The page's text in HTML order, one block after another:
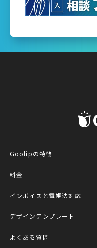
Goolipの特徴
料金
インボイスと電帳法対応
デザインテンプレート
よくある質問